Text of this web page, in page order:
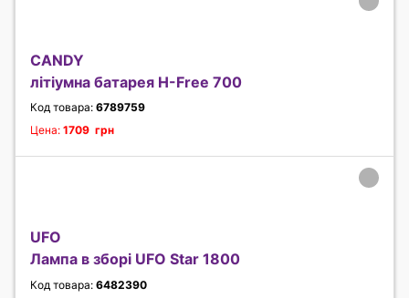
CANDY
літіумна батарея H-Free 700
Код товара: 6789759
Цена: 1709 грн
UFO
Лампа в зборі UFO Star 1800
Код товара: 6482390